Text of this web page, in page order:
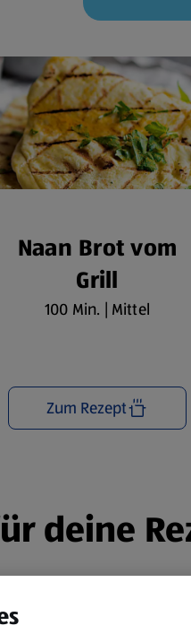
Naan Brot vom
Grill
100 Min. | Mittel
Zum Rezept
deine